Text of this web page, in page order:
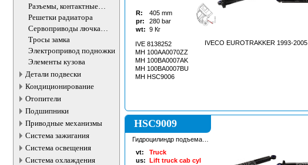
Разъемы, контактные
группы
Решетки радиатора
Сервоприводы лючка
бензобака
Тросы замка
Электропривод подножки
Элементы кузова
Детали подвески
Кондиционирование
Отопители
Подшипники
Приводные механизмы
Система зажигания
Система освещения
Система охлаждения
R: 405 mm
pr:
280 bar
wt: 9 Кг
IVE 8138252
MH 100AA0070ZZ
MH 100BA0007AK
MH 100BA0007BU
MH HSC9006
IVECO EUROTRAKKER 1993-2005
HSC9009
Гидроцилиндр подъема
vt:
Truck
us: Lift truck cab cyl